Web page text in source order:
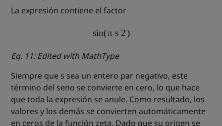
La expresión contiene el factor
sin(π s 2)
Eq. 11: Edited with MathType
Siempre que s sea un entero par negativo, este
término del seno se convierte en cero, lo que hace
que toda la expresión se anule. Como resultado, los
valores y los demás se convierten automáticamente
en ceros de la función zeta. Dado que su origen se